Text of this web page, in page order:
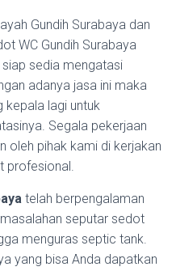
Gundih Surabaya dan
WC Gundih Surabaya
sedia mengatasi
adanya jasa ini maka
kepala lagi untuk
Segala pekerjaan
oleh pihak kami di kerjakan
profesional.
telah berpengalaman
seputar sedot
menguras septic tank.
yang bisa Anda dapatkan